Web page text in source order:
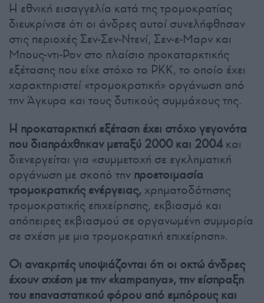
Η εθνική εισαγγελία κατά της τρομοκρατίας
διευκρίνισε ότι οι άνδρες αυτοί συνελήφθησαν
στις περιοχές Σεν-Σεν-Ντενί, Σεν-ε-Μαρν και
Μπους-ντι-Ρον στο πλαίσιο προκαταρκτικής
εξέτασης που είχε στόχο το PKK, το οποίο έχει
χαρακτηριστεί «τρομοκρατική» οργάνωση από
την Άγκυρα και τους δυτικούς συμμάχους της.
Η προκαταρκτική εξέταση έχει στόχο γεγονότα
που διαπράχθηκαν μεταξύ 2000 και 2004 και
διενεργείται για «συμμετοχή σε εγκληματική
οργάνωση με σκοπό την προετοιμασία
τρομοκρατικής ενέργειας,χρηματοδότησης
τρομοκρατικής επιχείρησης, εκβιασμό και
απόπειρες εκβιασμού σε οργανωμένη συμμορία
σε σχέση με μια τρομοκρατική επιχείρηση».
Οι ανακριτές υποψιάζονται ότι οι οκτώ άνδρες
έχουν σχέση με την «kampanya», την είσπραξη
του επαναστατικού φόρου από εμπόρους και